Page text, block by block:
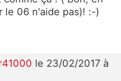
le 06 n'aide pas)! :-)
le 23/02/2017 à